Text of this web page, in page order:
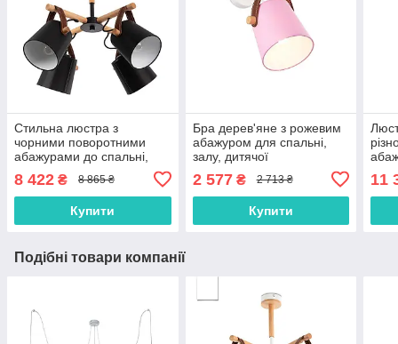
Стильна люстра з
чорними поворотними
абажурами до спальні,
8 422 ₴ 8 865 ₴
Купити
Бра дерев'яне з рожевим
абажуром для спальні,
залу, дитячої
2 577₴ 2 713 ₴
Купити
11
Подібні товари компанії